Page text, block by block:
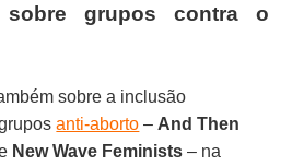
sobre grupos contra o
sobre a inclusão
anti-aborto – And Then
New Wave Feminists – na